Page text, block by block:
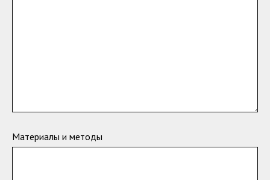
Материалы и методы